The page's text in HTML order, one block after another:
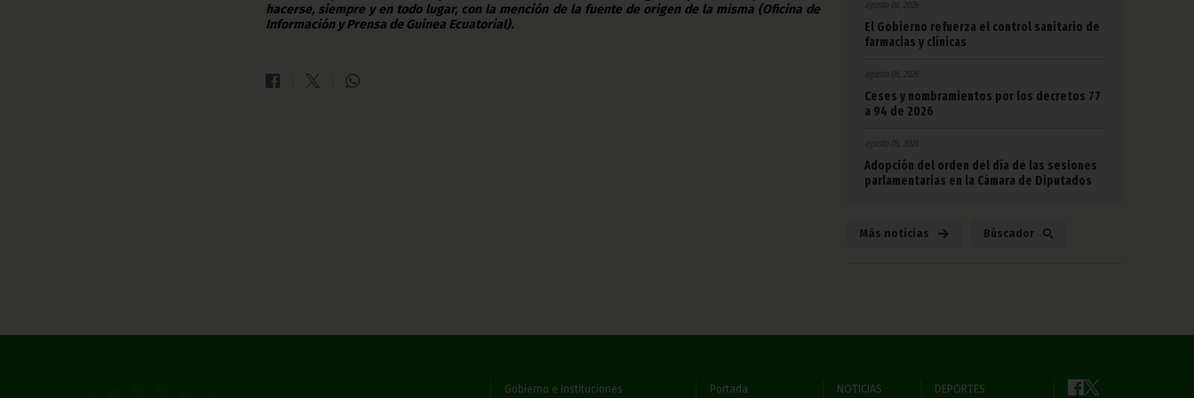
hacerse, siempre y en todo lugar, con la mención de la fuente de origen de la misma (Oficina de
Información y Prensa de Guinea Ecuatorial).
agosto 06, 2026
El Gobierno refuerza el control sanitario de
farmacias y clínicas
agosto 06, 2026
Ceses y nombramientos por los decretos 77
a 94 de 2026
agosto 05, 2026
Adopción del orden del día de las sesiones
parlamentarias en la Cámara de Diputados
Más noticias Búscador
Gobierno e Instituciones Portada NOTICIAS DEPORTES